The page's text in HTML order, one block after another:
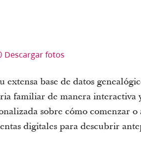
Descargar fotos
base de datos
familiar de manera interactiva
sobre cómo comenzar o
digitales para descubrir